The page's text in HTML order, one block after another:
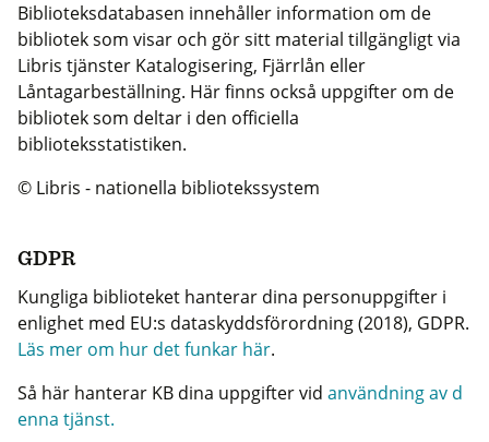
Biblioteksdatabasen innehåller information om de
bibliotek som visar och gör sitt material tillgängligt via
Libris tjänster Katalogisering, Fjärrlån eller
Låntagarbeställning. Här finns också uppgifter om de
bibliotek som deltar i den officiella
biblioteksstatistiken.
© Libris - nationella bibliotekssystem
GDPR
Kungliga biblioteket hanterar dina personuppgifter i
enlighet med EU:s dataskyddsförordning (2018), GDPR.
Läs mer om hur det funkar här.
Så här hanterar KB dina uppgifter vid användning av d
enna tjänst.